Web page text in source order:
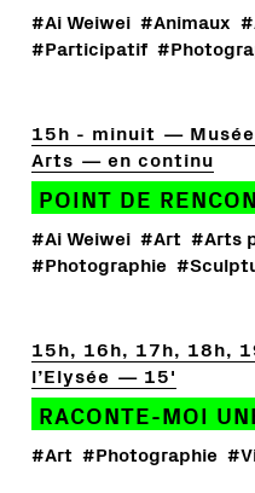
#Ai Weiwei #Animaux
#Participatif
15h - minuit
Arts
en continu
POINT DE
#Ai Weiwei #Art #Arts
#Photographie
15h, 16h, 17h, 18h,
l’Elysée
15'
RACONTE-MOI
#Art #Photographie